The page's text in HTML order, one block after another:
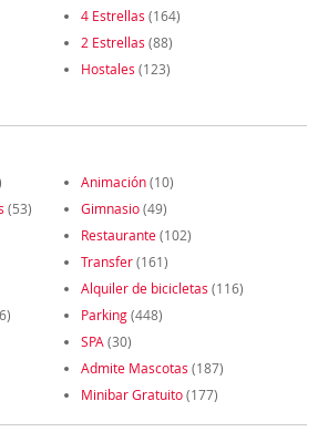
4 Estrellas (164)
2 Estrellas (88)
Hostales (123)
Animación(10)
(53) Gimnasio(49)
Restaurante(102)
Transfer(161)
Alquiler de bicicletas (116)
Parking(448)
SPA (30)
Admite Mascotas (187)
Minibar Gratuito(177)